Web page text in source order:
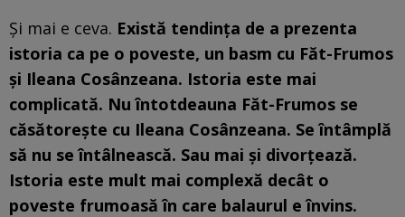
Și mai e ceva. Există tendința de a prezenta
istoria ca pe o poveste, un basm cu Făt-Frumos
și Ileana Cosânzeana. Istoria este mai
complicată. Nu întotdeauna Făt-Frumos se
căsătorește cu Ileana Cosânzeana. Se întâmplă
să nu se întâlnească. Sau mai și divorțează.
Istoria este mult mai complexă decât o
poveste frumoasă în care balaurul e învins.